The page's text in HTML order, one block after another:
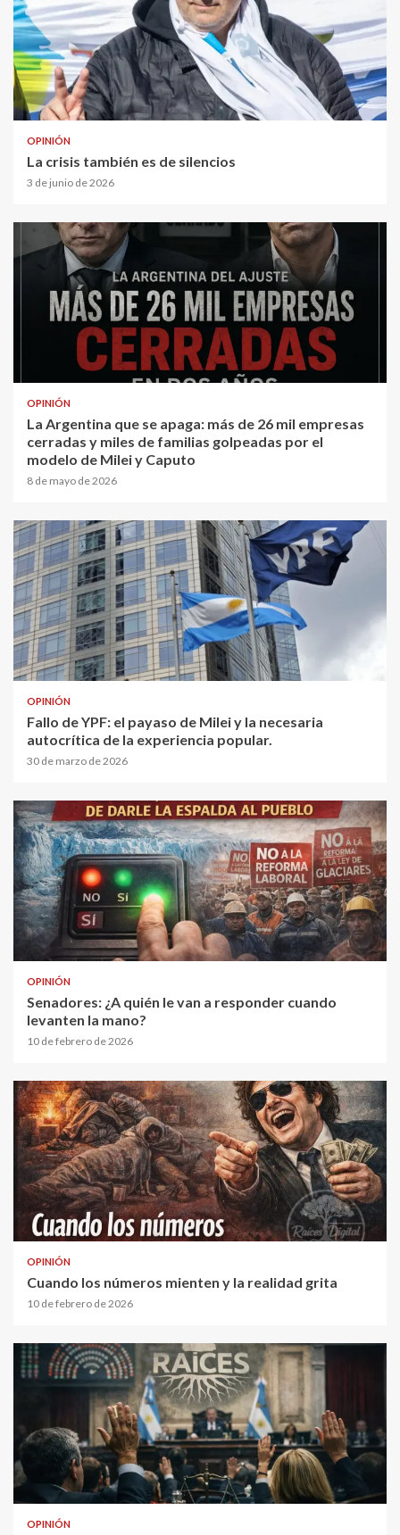
OPINIÓN
La crisis también es de silencios
3 de junio de 2026
OPINIÓN
La Argentina que se apaga: más de 26 mil empresas
cerradas y miles de familias golpeadas por el
modelo de Milei y Caputo
8 de mayo de 2026
OPINIÓN
Fallo de YPF: el payaso de Milei y la necesaria
autocrítica de la experiencia popular.
30 de marzo de 2026
OPINIÓN
Senadores: ¿A quién le van a responder cuando
levanten la mano?
10 de febrero de 2026
OPINIÓN
Cuando los números mienten y la realidad grita
10 de febrero de 2026
OPINIÓN